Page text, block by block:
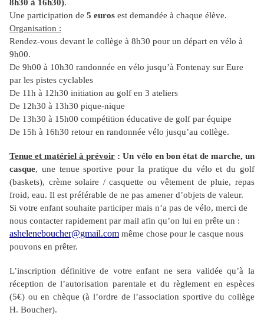
8h30 à 16h30).
Une participation de 5 euros est demandée à chaque élève.
Organisation :
Rendez-vous devant le collège à 8h30 pour un départ en vélo à
9h00.
De 9h00 à 10h30 randonnée en vélo jusqu’à Fontenay sur Eure
par les pistes cyclables
De 11h à 12h30 initiation au golf en 3 ateliers
De 12h30 à 13h30 pique-nique
De 13h30 à 15h00 compétition éducative de golf par équipe
De 15h à 16h30 retour en randonnée vélo jusqu’au collège.
Tenue et matériel à prévoir : Un vélo en bon état de marche, un
casque, une tenue sportive pour la pratique du vélo et du golf
(baskets), crème solaire / casquette ou vêtement de pluie, repas
froid, eau. Il est préférable de ne pas amener d’objets de valeur.
Si votre enfant souhaite participer mais n’a pas de vélo, merci de
nous contacter rapidement par mail afin qu’on lui en prête un :
asheleneboucher@gmail.com même chose pour le casque nous
pouvons en prêter.
L’inscription définitive de votre enfant ne sera validée qu’à la
réception de l’autorisation parentale et du règlement en espèces
(5€) ou en chèque (à l’ordre de l’association sportive du collège
H. Boucher).